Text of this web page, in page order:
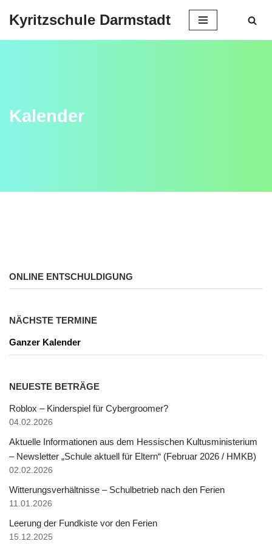
Kyritzschule Darmstadt
Kalender
ONLINE ENTSCHULDIGUNG
NÄCHSTE TERMINE
Ganzer Kalender
NEUESTE BETRÄGE
Roblox – Kinderspiel für Cybergroomer?
04.02.2026
Aktuelle Informationen aus dem Hessischen Kultusministerium
– Newsletter „Schule aktuell für Eltern“ (Februar 2026 / HMKB)
02.02.2026
Witterungsverhältnisse – Schulbetrieb nach den Ferien
11.01.2026
Leerung der Fundkiste vor den Ferien
15.12.2025